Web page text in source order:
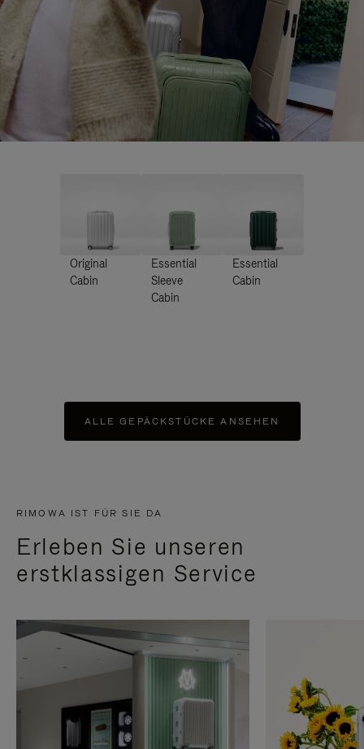
Original
Cabin
Essential
Sleeve
Cabin
Essential
Cabin
ALLE GEPÄCKSTÜCKE ANSEHEN
RIMOWA IST FÜR SIE DA
Erleben Sie unseren
erstklassigen Service